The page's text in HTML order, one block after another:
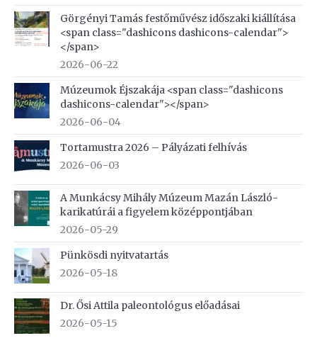
Görgényi Tamás festőművész időszaki kiállítása
<span class="dashicons dashicons-calendar">
</span>
2026-06-22
Múzeumok Éjszakája <span class="dashicons
dashicons-calendar"></span>
2026-06-04
Tortamustra 2026 – Pályázati felhívás
2026-06-03
A Munkácsy Mihály Múzeum Mazán László-
karikatúrái a figyelem középpontjában
2026-05-29
Pünkösdi nyitvatartás
2026-05-18
Dr. Ősi Attila paleontológus előadásai
2026-05-15